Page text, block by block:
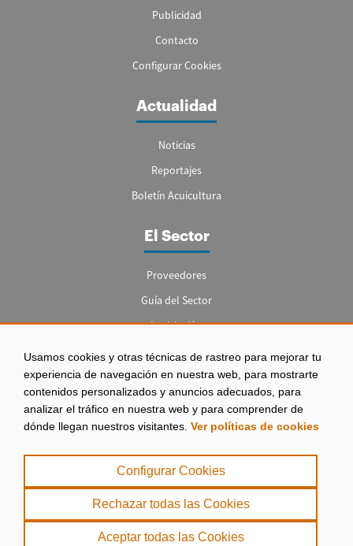
Usamos cookies y otras técnicas de rastreo para mejorar tu
experiencia de navegación en nuestra web, para mostrarte
contenidos personalizados y anuncios adecuados, para
analizar el tráfico en nuestra web y para comprender de
dónde llegan nuestros visitantes. Ver políticas de cookies
Configurar Cookies
Rechazar todas las Cookies
Aceptar todas las Cookies
Publicidad
Contacto
Configurar Cookies
Actualidad
Noticias
Reportajes
Boletín Acuicultura
El Sector
Proveedores
Guía del Sector
Legislación
Empleo
Aviso legal
|
Política de Privacidad
|